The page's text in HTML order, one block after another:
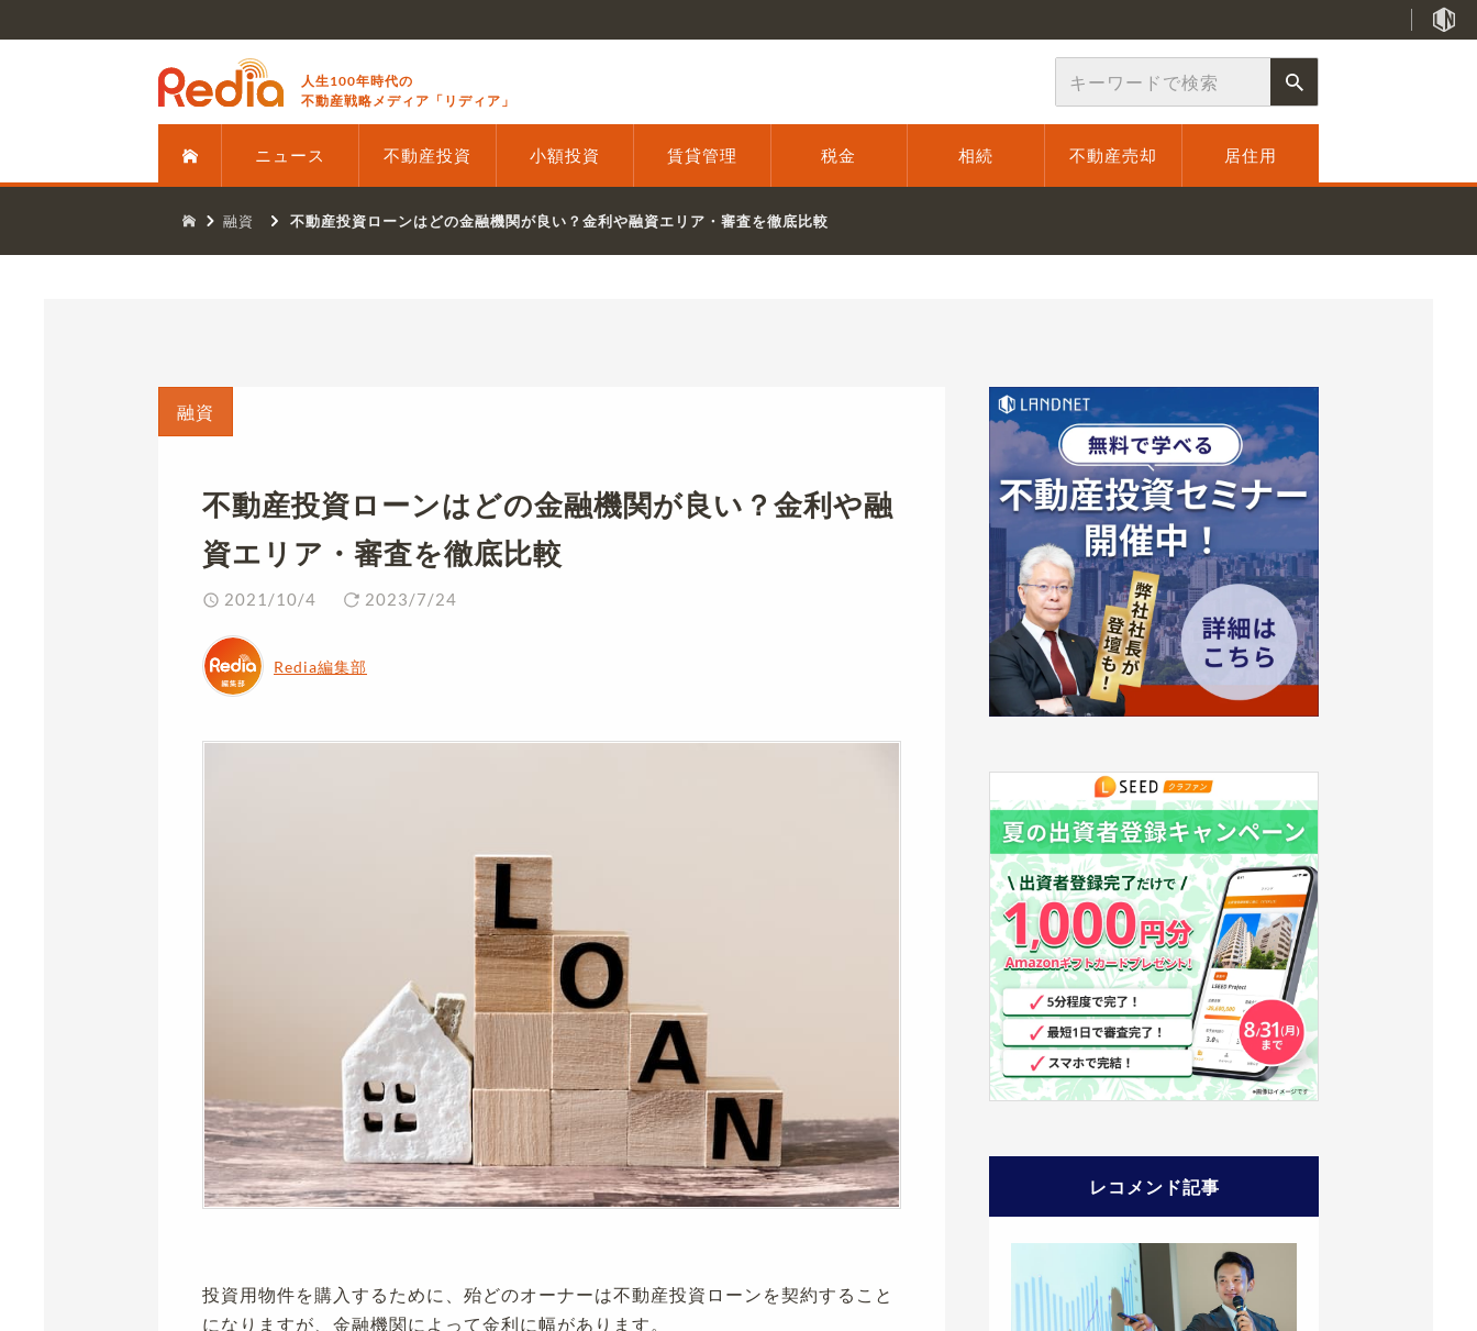
人生100年時代の
不動産戦略メディア「リディア」
ニュース 不動産投資 小額投資 賃貸管理 税金 相続 不動産売却 居住用
融資 不動産投資ローンはどの金融機関が良い？金利や融資エリア・審査を徹底比較
融資
不動産投資ローンはどの金融機関が良い？金利や融
資エリア・審査を徹底比較
2021/10/4 2023/7/24
Redia編集部
投資用物件を購入するために、殆どのオーナーは不動産投資ローンを契約すること
になりますが、金融機関によって金利に幅があります。
レコメンド記事